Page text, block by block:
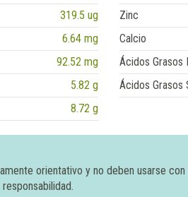
319.5 ug Zinc
6.64 mg Calcio
92.52 mg Ácidos Grasos
5.82 g Ácidos Grasos
8.72 g
orientativo y no deben usarse